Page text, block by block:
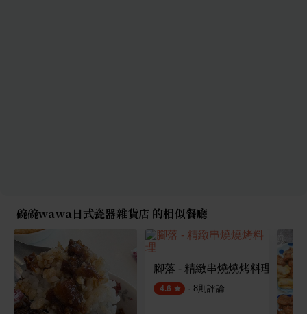
碗碗wawa日式瓷器雜貨店 的相似餐廳
腳落 - 精緻串燒燒烤料理
4.6 · 8則評論